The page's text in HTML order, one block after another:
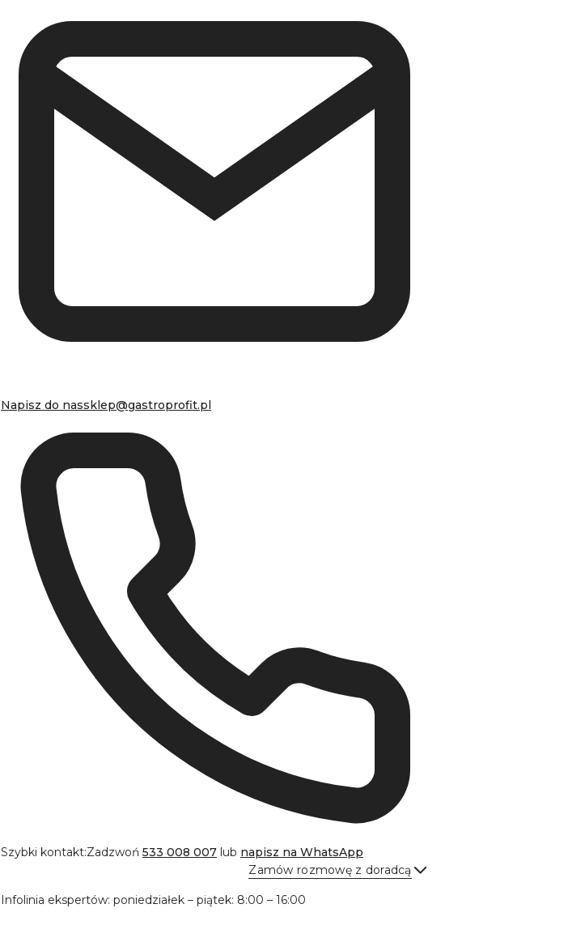
Napisz do nassklep@gastroprofit.pl
Szybki kontakt:Zadzwoń 533 008 007 lub napisz na WhatsApp
Zamów rozmowę z doradcą
Infolinia ekspertów: poniedziałek – piątek: 8:00 – 16:00